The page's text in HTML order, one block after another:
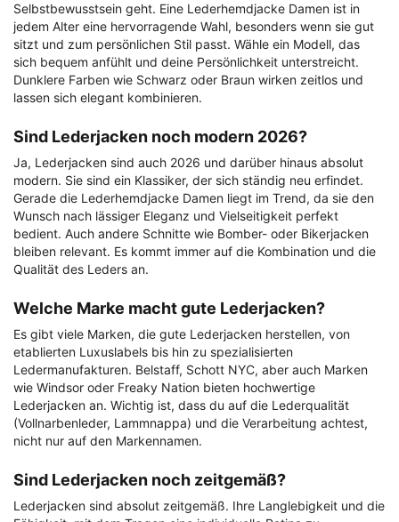
Selbstbewusstsein geht. Eine Lederhemdjacke Damen ist in
jedem Alter eine hervorragende Wahl, besonders wenn sie gut
sitzt und zum persönlichen Stil passt. Wähle ein Modell, das
sich bequem anfühlt und deine Persönlichkeit unterstreicht.
Dunklere Farben wie Schwarz oder Braun wirken zeitlos und
lassen sich elegant kombinieren.
Sind Lederjacken noch modern 2026?
Ja, Lederjacken sind auch 2026 und darüber hinaus absolut
modern. Sie sind ein Klassiker, der sich ständig neu erfindet.
Gerade die Lederhemdjacke Damen liegt im Trend, da sie den
Wunsch nach lässiger Eleganz und Vielseitigkeit perfekt
bedient. Auch andere Schnitte wie Bomber- oder Bikerjacken
bleiben relevant. Es kommt immer auf die Kombination und die
Qualität des Leders an.
Welche Marke macht gute Lederjacken?
Es gibt viele Marken, die gute Lederjacken herstellen, von
etablierten Luxuslabels bis hin zu spezialisierten
Ledermanufakturen. Belstaff, Schott NYC, aber auch Marken
wie Windsor oder Freaky Nation bieten hochwertige
Lederjacken an. Wichtig ist, dass du auf die Lederqualität
(Vollnarbenleder, Lammnappa) und die Verarbeitung achtest,
nicht nur auf den Markennamen.
Sind Lederjacken noch zeitgemäß?
Lederjacken sind absolut zeitgemäß. Ihre Langlebigkeit und die